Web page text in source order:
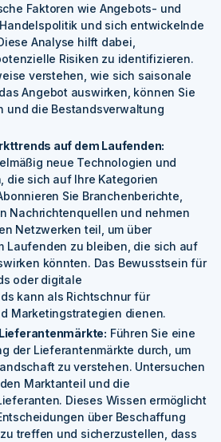
Faktoren wie Angebots- und
und sich entwickelnde
Analyse hilft dabei,
Risiken zu identifizieren.
verstehen, wie sich saisonale
Angebot auswirken, können Sie
und die Bestandsverwaltung
auf dem Laufenden:
neue Technologien und
die sich auf Ihre Kategorien
Sie Branchenberichte,
Nachrichtenquellen und nehmen
Netzwerken teil, um über
Laufenden zu bleiben, die sich auf
könnten. Das Bewusstsein für
oder digitale
kann als Richtschnur für
Marketingstrategien dienen.
Führen Sie eine
der Lieferantenmärkte durch, um
zu verstehen. Untersuchen
Marktanteil und die
Dieses Wissen ermöglicht
über Beschaffung
treffen und sicherzustellen, dass